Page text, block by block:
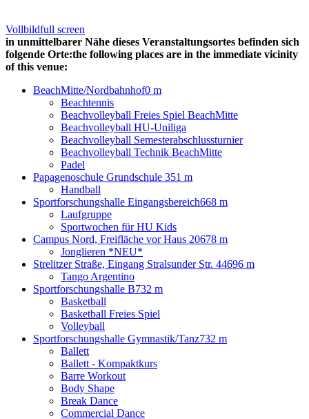
Vollbildfull screen
in unmittelbarer Nähe dieses Veranstaltungsortes befinden sich
folgende Orte:the following places are in the immediate vicinity
of this venue:
BeachMitte/Nordbahnhof0 m
Beachtennis
Beachvolleyball Freies Spiel BeachMitte
Beachvolleyball HU-Uniliga
Beachvolleyball Semesterabschlussturnier
Beachvolleyball Technik BeachMitte
Padel
Papagenoschule Grundschule 351 m
Handball
Sportforschungshalle Eingangsbereich668 m
Laufgruppe
Sportwochen für HU Kids
Campus Nord, Freifläche vor Haus 20678 m
Jonglieren *NEU*
Strelitzer Straße, Eingang Stralsunder Str. 44696 m
Tango Argentino
Sportforschungshalle B732 m
Basketball
Basketball Freies Spiel
Volleyball
Sportforschungshalle Gymnastik/Tanz732 m
Ballett
Ballett - Kompaktkurs
Barre Workout
Body Shape
Break Dance
Commercial Dance